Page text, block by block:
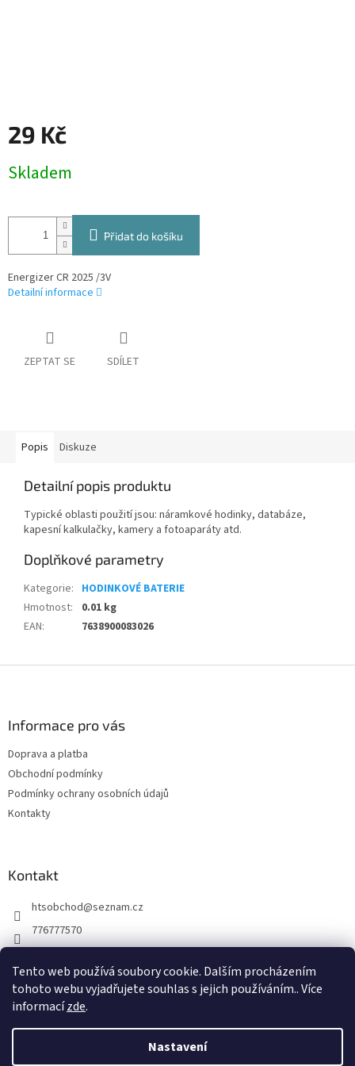
Tento web používá soubory cookie. Dalším procházením
tohoto webu vyjadřujete souhlas s jejich používáním.. Více
informacízde.
Nastavení
29 Kč
cena:
Skladem
Přidat do košíku
Energizer CR 2025 /3V
Detailní informace
ZEPTAT SE SDÍLET
Popis Diskuze
Detailní popis produktu
Typické oblasti použití jsou: náramkové hodinky, databáze,
kapesní kalkulačky, kamery a fotoaparáty atd.
Doplňkové parametry
Kategorie: HODINKOVÉ BATERIE
Hmotnost:
0.01 kg
EAN: 7638900083026
Informace pro vás
Doprava a platba
Obchodní podmínky
Podmínky ochrany osobních údajů
Kontakty
Kontakt
htsobchod@seznam.cz
776777570
https://www.facebook.com/Elektro-Vr%C5%A1ovick%C3%A1-229
214624677338
Vytvořil Shoptet